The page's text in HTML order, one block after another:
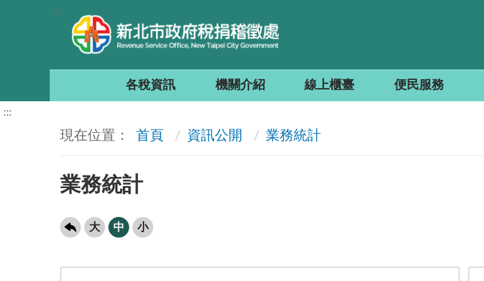
:::
各稅資訊 機關介紹 線上櫃臺 便民服務
:::
首頁 資訊公開 業務統計
業務統計
大 中 小